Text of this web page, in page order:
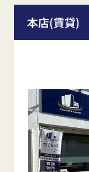
本店(賃貸)